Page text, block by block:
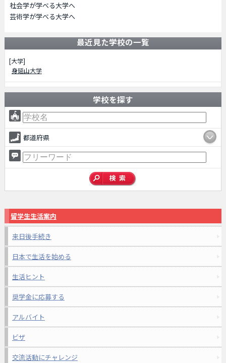
社会学が学べる大学へ
芸術学が学べる大学へ
最近見た学校の一覧
[大学]
身延山大学
学校を探す
都道府県
留学生生活案内
来日後手続き
日本で生活を始める
生活ヒント
奨学金に応募する
アルバイト
ビザ
交流活動にチャレンジ